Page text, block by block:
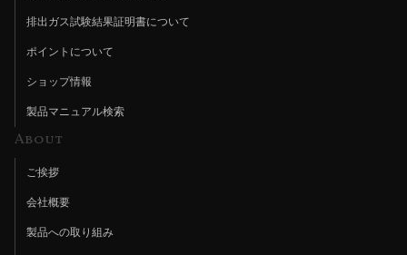
排出ガス試験結果証明書について
ポイントについて
ショップ情報
製品マニュアル検索
About
ご挨拶
会社概要
製品への取り組み